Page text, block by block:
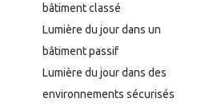
bâtiment classé
Lumière du jour dans un
bâtiment passif
Lumière du jour dans des
environnements sécurisés